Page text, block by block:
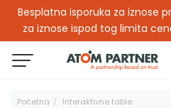
Besplatna isporuka za iznose
za iznose ispod tog limita
Početna Interaktivne table